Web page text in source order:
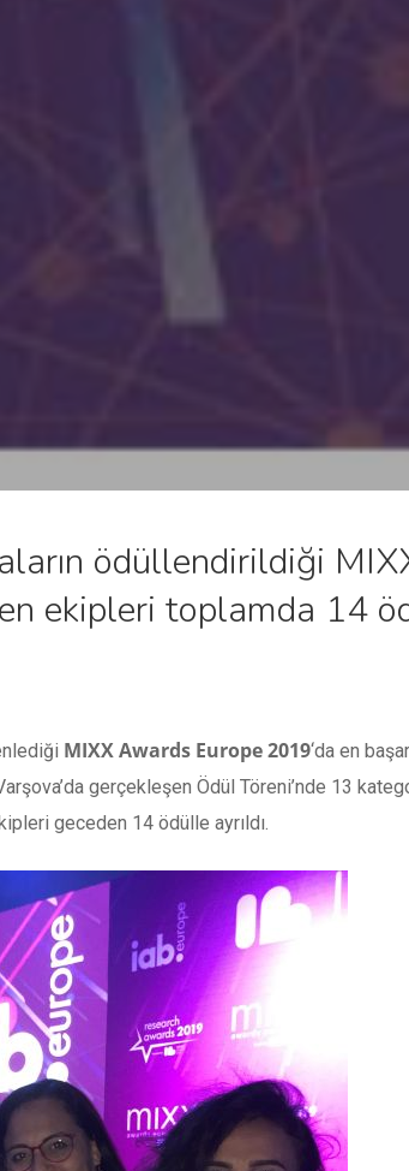
ödüllendirildiği
ekipleri toplamda 14
MIXX Awards Europe 2019‘da en
gerçekleşen Ödül Töreni’nde 13
geceden 14 ödülle ayrıldı.